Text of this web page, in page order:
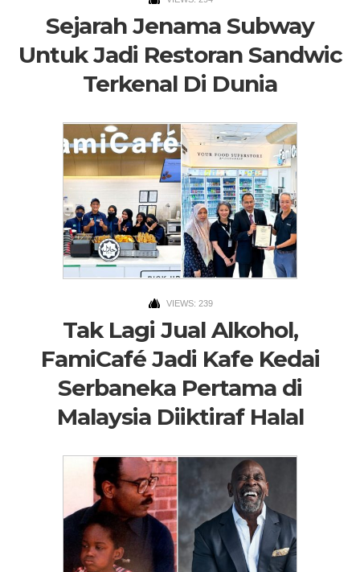
Sejarah Jenama Subway
Untuk Jadi Restoran Sandwic
Terkenal Di Dunia
VIEWS: 239
Tak Lagi Jual Alkohol,
FamiCafé Jadi Kafe Kedai
Serbaneka Pertama di
Malaysia Diiktiraf Halal